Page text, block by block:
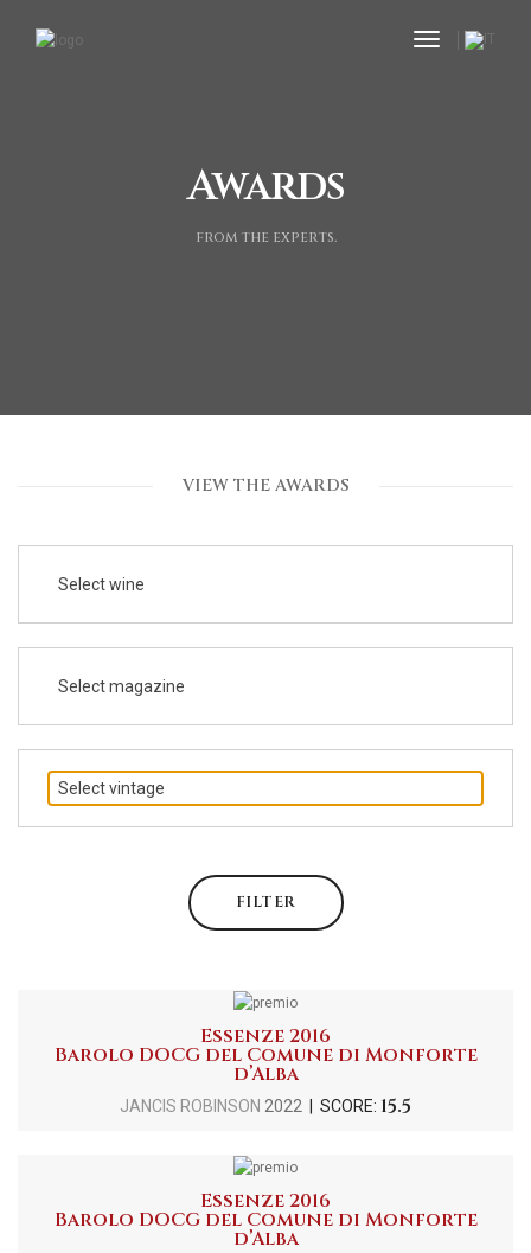
toggle
Awards
from the experts.
VIEW THE AWARDS
Select wine
Select magazine
Select vintage
FILTER
Essenze 2016
Barolo DOCG del Comune di Monforte
d’Alba
JANCIS ROBINSON 2022 | SCORE: 15.5
Essenze 2016
Barolo DOCG del Comune di Monforte
d’Alba